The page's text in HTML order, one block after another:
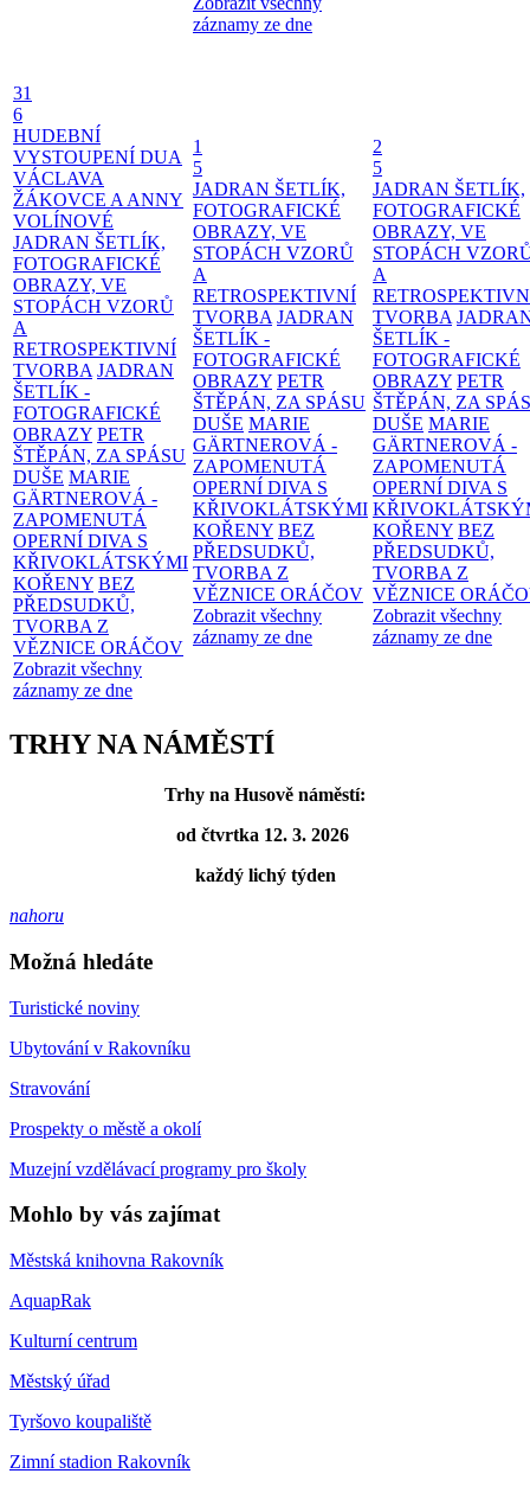
záznamy ze dne
31
6
HUDEBNÍ
VYSTOUPENÍ DUA
VÁCLAVA
ŽÁKOVCE A ANNY
VOLÍNOVÉ
JADRAN ŠETLÍK,
FOTOGRAFICKÉ
OBRAZY, VE
STOPÁCH VZORŮ
A
RETROSPEKTIVNÍ
TVORBA JADRAN
ŠETLÍK -
FOTOGRAFICKÉ
OBRAZY PETR
ŠTĚPÁN, ZA SPÁSU
DUŠE MARIE
GÄRTNEROVÁ -
ZAPOMENUTÁ
OPERNÍ DIVA S
KŘIVOKLÁTSKÝMI
KOŘENY BEZ
PŘEDSUDKŮ,
TVORBA Z
VĚZNICE ORÁČOV
Zobrazit všechny
záznamy ze dne
1
5
JADRAN ŠETLÍK,
FOTOGRAFICKÉ
OBRAZY, VE
STOPÁCH VZORŮ
A
RETROSPEKTIVNÍ
TVORBA JADRAN
ŠETLÍK -
FOTOGRAFICKÉ
OBRAZY PETR
ŠTĚPÁN, ZA SPÁSU
DUŠE MARIE
GÄRTNEROVÁ -
ZAPOMENUTÁ
OPERNÍ DIVA S
KŘIVOKLÁTSKÝMI
KOŘENY BEZ
PŘEDSUDKŮ,
TVORBA Z
VĚZNICE ORÁČOV
Zobrazit všechny
záznamy ze dne
2
5
JADRAN ŠETLÍK,
FOTOGRAFICKÉ
OBRAZY, VE
STOPÁCH
A
TVORBA
ŠETLÍK -
FOTOGRAFICKÉ
OBRAZY PETR
ŠTĚPÁN, ZA
DUŠE MARIE
GÄRTNEROVÁ -
ZAPOMENUTÁ
OPERNÍ DIVA S
KOŘENY BEZ
PŘEDSUDKŮ,
TVORBA Z
VĚZNICE
Zobrazit všechny
záznamy ze dne
TRHY NA NÁMĚSTÍ
Trhy na Husově náměstí:
od čtvrtka 12. 3. 2026
každý lichý týden
nahoru
Možná hledáte
Turistické noviny
Ubytování v Rakovníku
Stravování
Prospekty o městě a okolí
Muzejní vzdělávací programy pro školy
Mohlo by vás zajímat
Městská knihovna Rakovník
AquapRak
Kulturní centrum
Městský úřad
Tyršovo koupaliště
Zimní stadion Rakovník